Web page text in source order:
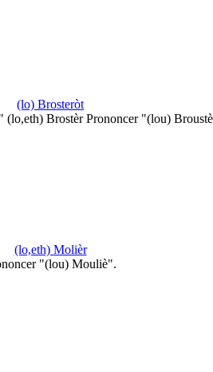
(lo) Brosteròt
(lo,eth) Brostèr Prononcer "(lou)
(lo,eth) Molièr
"(lou) Mouliè".